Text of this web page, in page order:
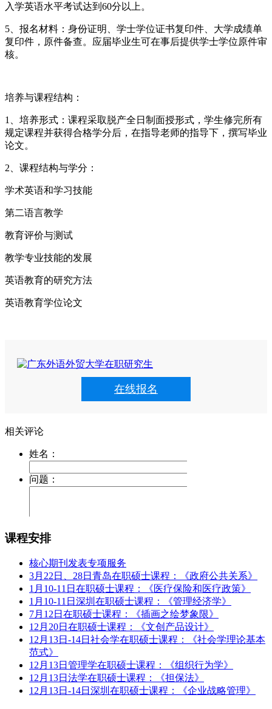
入学英语水平考试达到60分以上。
5、报名材料：身份证明、学士学位证书复印件、大学成绩单
复印件，原件备查。应届毕业生可在事后提供学士学位原件审
核。
培养与课程结构：
1、培养形式：课程采取脱产全日制面授形式，学生修完所有
规定课程并获得合格学分后，在指导老师的指导下，撰写毕业
论文。
2、课程结构与学分：
学术英语和学习技能
第二语言教学
教育评价与测试
教学专业技能的发展
英语教育的研究方法
英语教育学位论文
在线报名
课程安排
核心期刊发表专项服务
3月22日、28日青岛在职硕士课程：《政府公共关系》
1月10-11日在职硕士课程：《医疗保险和医疗政策》
1月10-11日深圳在职硕士课程：《管理经济学》
7月12日在职硕士课程：《插画之绘梦象限》
12月20日在职硕士课程：《文创产品设计》
12月13日-14日社会学在职硕士课程：《社会学理论基本
范式》
12月13日管理学在职硕士课程：《组织行为学》
12月13日法学在职硕士课程：《担保法》
12月13日-14日深圳在职硕士课程：《企业战略管理》